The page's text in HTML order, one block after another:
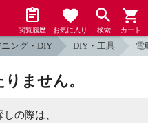
閲覧履歴 お気に入り 検索 カート
ング・DIY DIY・工具 電
ません。
の際は、